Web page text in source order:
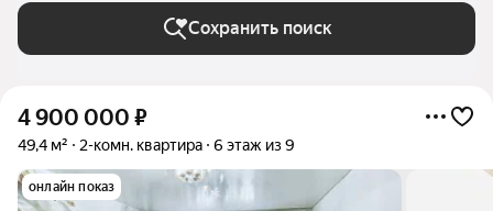
Сохранить поиск
4 900 000 ₽
49,4 м² 2-комн. квартира 6 этаж из 9
онлайн показ